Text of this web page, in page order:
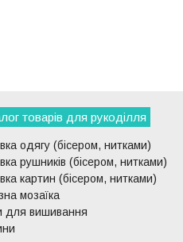
товарів для рукоділля
одягу (бісером, нитками)
рушників (бісером, нитками)
картин (бісером, нитками)
мозаїка
для вишивання